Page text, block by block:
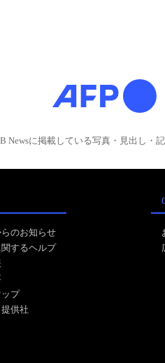
Newsに掲載している写真・見出し・
のお知らせ
するヘルプ
プ
供社